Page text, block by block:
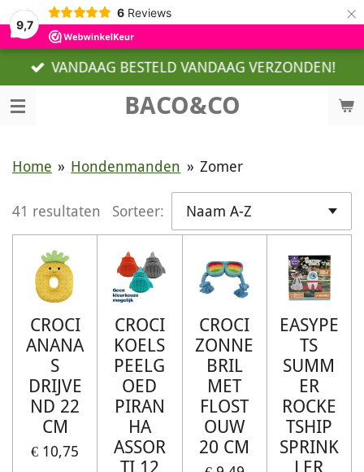
9,7
6 Reviews ×
BACO&CO
VANDAAG BESTELD VANDAAG VERZONDEN!
Home » Hondenmanden » Zomer
41 resultaten Sorteer:
CROCI
ANANA
S
DRIJVE
ND 22
CM
€ 10,75
CROCI
KOELS
PEELG
OED
PIRAN
HA
ASSOR
TI 12
CROCI
ZONNE
BRIL
MET
FLOST
OUW
20 CM
EASYPE
TS
SUMM
ER
ROCKE
TSHIP
SPRINK
LER